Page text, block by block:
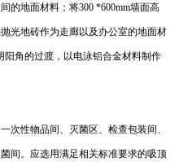
的地面材料；将300 *600mm墙面高
光地砖作为走廊以及办公室的地面材
阳角的过渡，以电泳铝合金材料制作
次性物品间、灭菌区、检查包装间、
间。应选用满足相关标准要求的吸顶